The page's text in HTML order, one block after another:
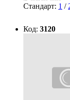
Стандарт: 1 /
Код: 3120